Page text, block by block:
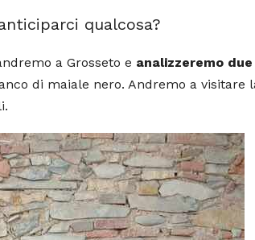
qualcosa?
a Grosseto e analizzeremo due
di maiale nero. Andremo a visitare